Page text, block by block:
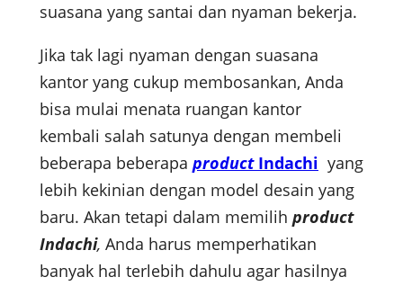
suasana yang santai dan nyaman bekerja.
Jika tak lagi nyaman dengan suasana
kantor yang cukup membosankan, Anda
bisa mulai menata ruangan kantor
kembali salah satunya dengan membeli
beberapa beberapa productIndachi yang
lebih kekinian dengan model desain yang
baru. Akan tetapi dalam memilih product
Indachi, Anda harus memperhatikan
banyak hal terlebih dahulu agar hasilnya